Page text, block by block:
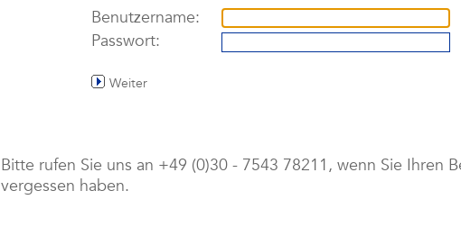
Benutzername:
Passwort:
Weiter
Bitte rufen Sie uns an +49 (0)30 - 7543 78211, wenn Sie Ihren
vergessen haben.